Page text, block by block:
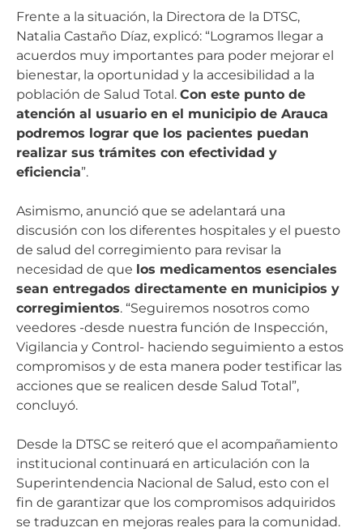
Frente a la situación, la Directora de la DTSC,
Natalia Castaño Díaz, explicó: “Logramos llegar a
acuerdos muy importantes para poder mejorar el
bienestar, la oportunidad y la accesibilidad a la
población de Salud Total. Con este punto de
atención al usuario en el municipio de Arauca
podremos lograr que los pacientes puedan
realizar sus trámites con efectividad y
eficiencia”.
Asimismo, anunció que se adelantará una
discusión con los diferentes hospitales y el puesto
de salud del corregimiento para revisar la
necesidad de que los medicamentos esenciales
sean entregados directamente en municipios y
corregimientos. “Seguiremos nosotros como
veedores -desde nuestra función de Inspección,
Vigilancia y Control- haciendo seguimiento a estos
compromisos y de esta manera poder testificar las
acciones que se realicen desde Salud Total”,
concluyó.
Desde la DTSC se reiteró que el acompañamiento
institucional continuará en articulación con la
Superintendencia Nacional de Salud, esto con el
fin de garantizar que los compromisos adquiridos
se traduzcan en mejoras reales para la comunidad.